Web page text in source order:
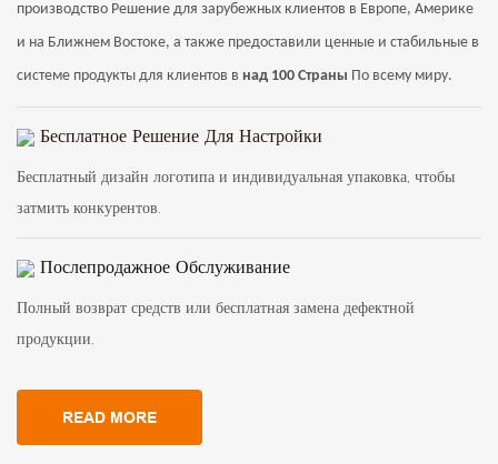
производство Решение для зарубежных клиентов в Европе, Америке
и на Ближнем Востоке, а также предоставили ценные и стабильные в
системе продукты для клиентов в над 100 Страны По всему миру.
Бесплатное Решение Для Настройки
Бесплатный дизайн логотипа и индивидуальная упаковка, чтобы
затмить конкурентов.
Послепродажное Обслуживание
Полный возврат средств или бесплатная замена дефектной
продукции.
READ MORE